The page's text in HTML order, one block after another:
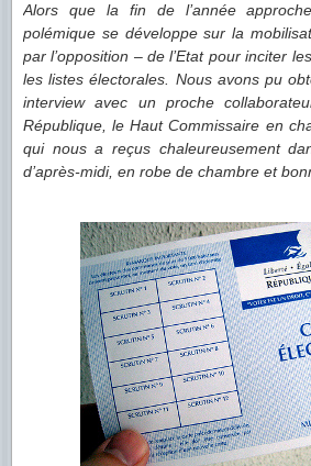
Alors que la fin de l’année
polémique se développe sur la
par l’opposition – de l’Etat pour inciter
les listes électorales. Nous avons pu
interview avec un proche
République, le Haut Commissaire en
qui nous a reçus chaleureusement
d’après-midi, en robe de chambre et